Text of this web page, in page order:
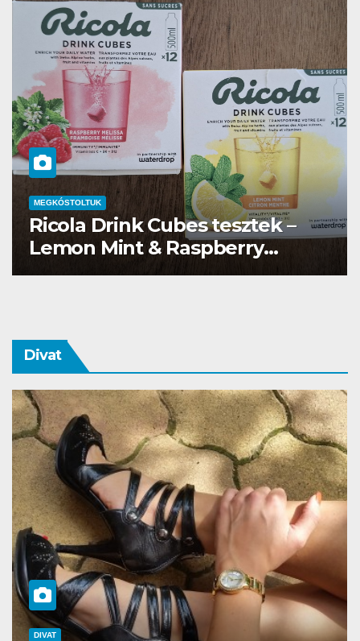
MEGKÓSTOLTUK
Waterdrop üdítő kapszula teszt
Divat
DIVAT SZÉPSÉG